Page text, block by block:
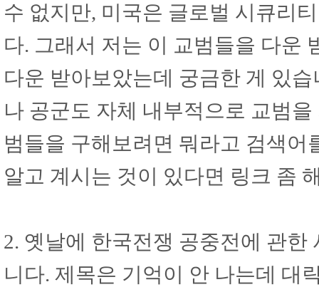
수 없지만, 미국은 글로벌 시큐리
다. 그래서 저는 이 교범들을 다운
다운 받아보았는데 궁금한 게 있
나 공군도 자체 내부적으로 교범
범들을 구해보려면 뭐라고 검색어
알고 계시는 것이 있다면 링크 좀
2. 옛날에 한국전쟁 공중전에 관
니다. 제목은 기억이 안 나는데 대